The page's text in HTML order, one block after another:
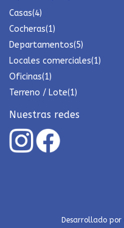
Casas(4)
Cocheras(1)
Departamentos(5)
Locales comerciales(1)
Oficinas(1)
Terreno / Lote(1)
Nuestras redes
Desarrollado por